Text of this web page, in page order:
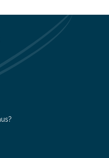
in Deutschland leiden an
und fortschreitende
zunehmenden
und besonders in
„Mit Hilfe digitaler